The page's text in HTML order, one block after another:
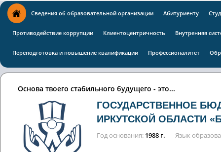
Сведения об образовательной организации Абитуриенту
Противодействие коррупции Клиентоцентричность Внутренняя
Переподготовка и повышение квалификации Профессионалитет
Основа твоего стабильного будущего - это...
ГОСУДАРСТВЕННОЕ
ИРКУТСКОЙ ОБЛАСТИ
Год основания 1988 г. Язык